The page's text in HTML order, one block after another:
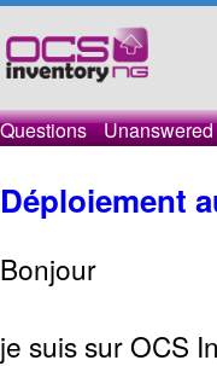
Questions Unanswered
Déploiement
Bonjour
je suis sur OCS